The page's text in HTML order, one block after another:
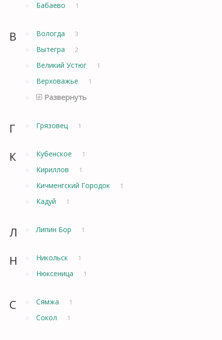
Бабаево 1
В Вологда 3
Вытегра 2
Великий Устюг 1
Верховажье 1
Развернуть
Г Грязовец 1
К Кубенское 1
Кириллов 1
Кичменгский Городок 1
Кадуй 1
Л Липин Бор 1
Н Никольск 1
Нюксеница 1
С Сямжа 1
Сокол 1